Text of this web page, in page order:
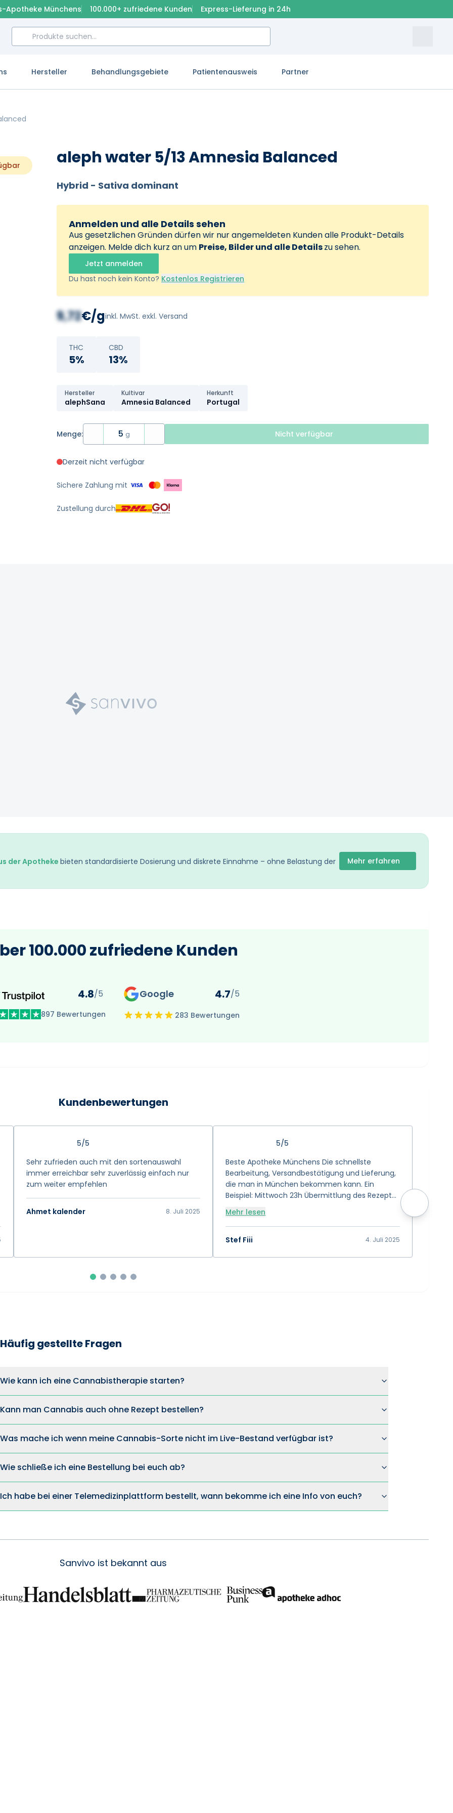
Apotheke Münchens 100.000+ zufriedene Kunden Express-Lieferung in 24h
Hersteller Behandlungsgebiete Patientenausweis Partner
aleph water 5/13 Amnesia Balanced
Hybrid - Sativa dominant
Anmelden und alle Details sehen
Aus gesetzlichen Gründen dürfen wir nur angemeldeten Kunden alle Produkt-Details
anzeigen. Melde dich kurz an um Preise, Bilder und alle Detailszu sehen.
Jetzt anmelden
Du hast noch kein Konto? Kostenlos Registrieren
9,72€/ginkl. MwSt. exkl. Versand
THC
5%
CBD
13%
Hersteller
alephSana
Kultivar
Amnesia Balanced
Herkunft
Portugal
Menge: 5 g Nicht verfügbar
Derzeit nicht verfügbar
Sichere Zahlung mit
Zustellung durch
der Apotheke bieten standardisierte Dosierung und diskrete Einnahme – ohne Belastung der Mehr erfahren
100.000 zufriedene Kunden
4.8/5
897 Bewertungen
Google 4.7/5
283 Bewertungen
Kundenbewertungen
5/5
Sehr zufrieden auch mit den sortenauswahl
immer erreichbar sehr zuverlässig einfach nur
zum weiter empfehlen
Ahmet kalender 8. Juli 2025
5/5
Beste Apotheke Münchens Die schnellste
Bearbeitung, Versandbestätigung und Lieferung,
die man in München bekommen kann. Ein
Beispiel: Mittwoch 23h Übermittlung des Rezepts
> Donnerstag 8h Email Bezahl-Link erhalten und
direkt bezahlt > Versandbestätigung Donnerstag,
selber Tag, 11h > Lieferung Freitag 11h mit der
Postbotin 😊 🌟 🌟 🌟 🌟 🌟 🌟 🌟 🌟 🌟 🌟 10 von
Mehr lesen
Stef Fiii 4. Juli 2025
Danke
Mehr
Häufig gestellte Fragen
Wie kann ich eine Cannabistherapie starten?
Kann man Cannabis auch ohne Rezept bestellen?
Was mache ich wenn meine Cannabis-Sorte nicht im Live-Bestand verfügbar ist?
Wie schließe ich eine Bestellung bei euch ab?
Ich habe bei einer Telemedizinplattform bestellt, wann bekomme ich eine Info von euch?
Sanvivo ist bekannt aus